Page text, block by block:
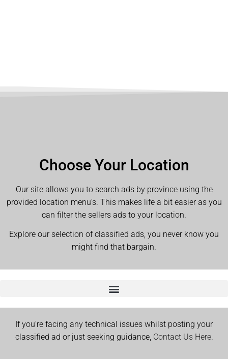
Choose Your Location
Our site allows you to search ads by province using the
provided location menu’s. This makes life a bit easier as you
can filter the sellers ads to your location.
Explore our selection of classified ads, you never know you
might find that bargain.
If you’re facing any technical issues whilst posting your
classified ad or just seeking guidance, Contact Us Here.